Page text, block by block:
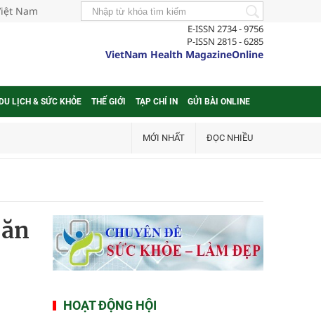
Nam
E-ISSN 2734 - 9756
P-ISSN 2815 - 6285
VietNam Health MagazineOnline
DU LỊCH & SỨC KHỎE THẾ GIỚI TẠP CHÍ IN GỬI BÀI ONLINE
MỚI NHẤT ĐỌC NHIỀU
HOẠT ĐỘNG HỘI